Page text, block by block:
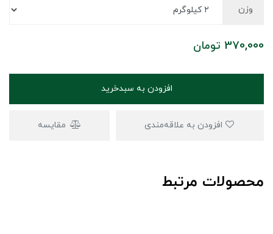
وزن
370,000 تومان
افزودن به سبدخرید
مقایسه
محصولات مرتبط